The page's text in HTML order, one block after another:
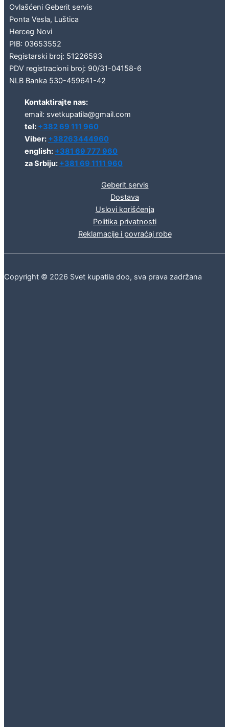
Ovlašćeni Geberit servis
Ponta Vesla, Luštica
Herceg Novi
PIB: 03653552
Registarski broj: 51226593
PDV registracioni broj: 90/31-04158-6
NLB Banka 530-459641-42
Kontaktirajte nas:
email: svetkupatila@gmail.com
tel: +382 69 111 960
Viber: +38263444960
english: +381 69 777 960
za Srbiju: +381 69 1111 960
Geberit servis
Dostava
Uslovi korišćenja
Politika privatnosti
Reklamacije i povraćaj robe
Copyright © 2026 Svet kupatila doo, sva prava zadržana